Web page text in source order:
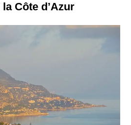
Côte d’Azur